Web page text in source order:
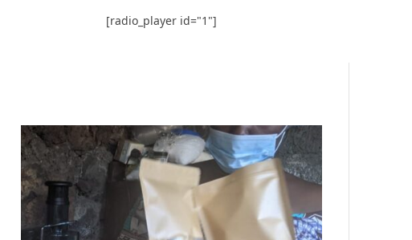
[radio_player id="1"]